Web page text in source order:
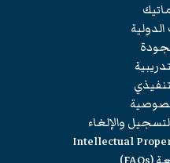
والإلغاء
Intellectual